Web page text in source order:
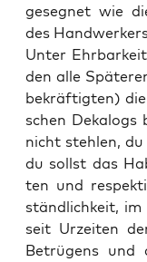
geseg­net wie
des
Unter
den alle
bekräf­tig­ten)
schen Deka­logs
nicht steh­len,
du sollst das
ten und
ständ­lich­keit,
seit Urzei­ten
Betrü­gens und